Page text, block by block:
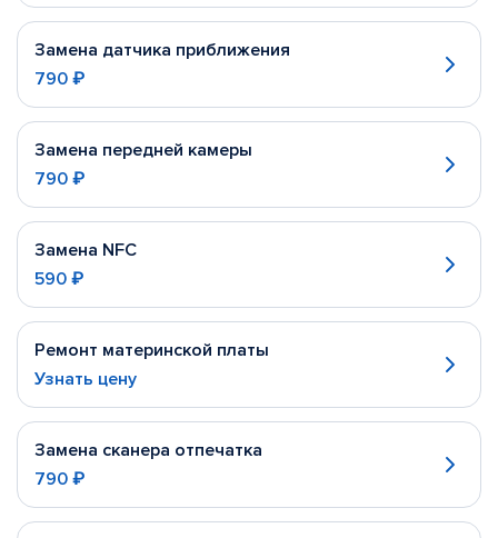
Замена датчика приближения
790 ₽
Замена передней камеры
790 ₽
Замена NFC
590 ₽
Ремонт материнской платы
Узнать цену
Замена сканера отпечатка
790 ₽